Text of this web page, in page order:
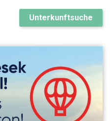
Unterkunftsuche